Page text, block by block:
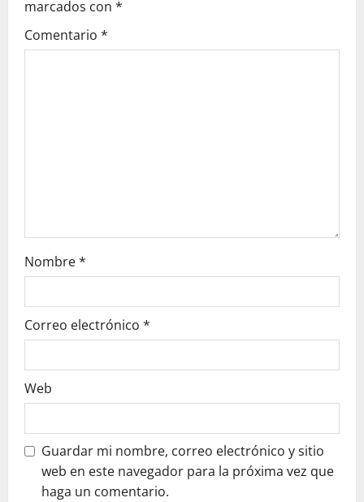
g
a
marcados con *
Comentario *
Nombre*
Correo electrónico *
Web
Guardar mi nombre, correo electrónico y sitio
web en este navegador para la próxima vez que
haga un comentario.